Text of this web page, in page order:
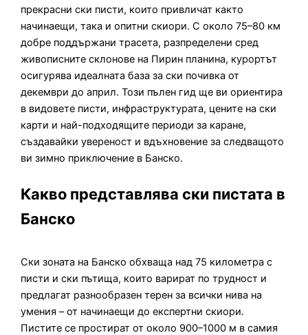
прекрасни ски писти, които привличат както
начинаещи, така и опитни скиори. С около 75–80 км
добре поддържани трасета, разпределени сред
живописните склонове на Пирин планина, курортът
осигурява идеалната база за ски почивка от
декември до април. Този пълен гид ще ви ориентира
в видовете писти, инфраструктурата, цените на ски
карти и най-подходящите периоди за каране,
създавайки увереност и вдъхновение за следващото
ви зимно приключение в Банско.
Какво представлява ски пистата в
Банско
Ски зоната на Банско обхваща над 75 километра с
писти и ски пътища, които варират по трудност и
предлагат разнообразен терен за всички нива на
умения – от начинаещи до експертни скиори.
Пистите се простират от около 900–1000 м в самия